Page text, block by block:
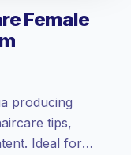
Female
producing
tips,
Ideal for